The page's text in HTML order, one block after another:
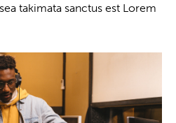
takimata sanctus est Lorem